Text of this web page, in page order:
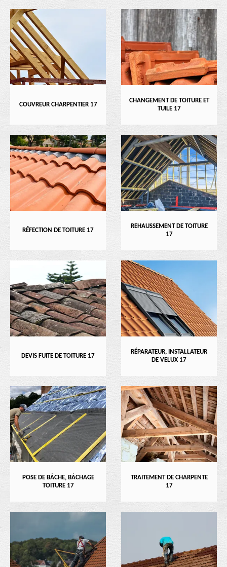
COUVREUR CHARPENTIER 17
CHANGEMENT DE TOITURE ET
TUILE 17
RÉFECTION DE TOITURE 17
REHAUSSEMENT DE TOITURE
17
DEVIS FUITE DE TOITURE 17
RÉPARATEUR, INSTALLATEUR
DE VELUX 17
POSE DE BÂCHE, BÂCHAGE
TOITURE 17
TRAITEMENT DE CHARPENTE
17